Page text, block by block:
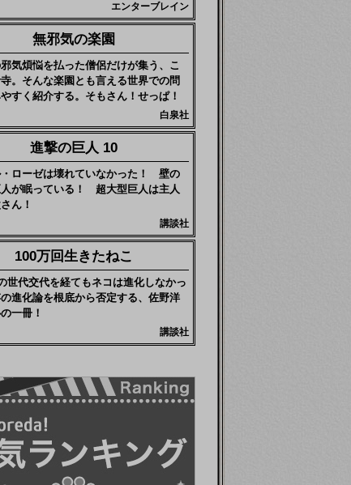
エンターブレイン
無邪気の楽園
気煩悩を払った僧侶だけが集う、こ
。そんな楽園とも言える世界での問
すく紹介する。そもさん！せっぱ！
白泉社
進撃の巨人 10
・ローゼは壊れていなかった！ 壁の
が眠っている！ 超大型巨人は主人
ん！
講談社
100万回生きたねこ
世代交代を経てもネコは進化しなかっ
進化論を根底から否定する、佐野洋
一冊！
講談社